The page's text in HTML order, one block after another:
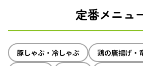
定番メニュ
豚しゃぶ・冷しゃぶ
鶏の唐揚げ・